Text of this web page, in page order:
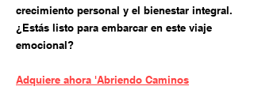
crecimiento personal y el bienestar integral.
¿Estás listo para embarcar en este viaje
emocional?
Adquiere ahora 'Abriendo Caminos